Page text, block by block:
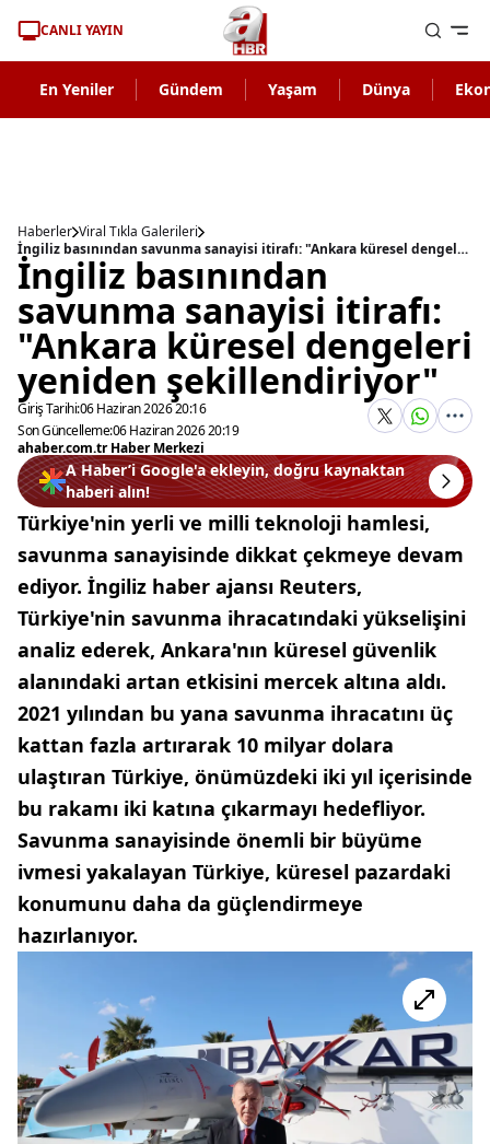
CANLI YAYIN
En Yeniler Gündem Yaşam Dünya
Haberler Viral Tıkla Galerileri
İngiliz basınından savunma sanayisi itirafı: "Ankara küresel dengeleri yeniden şekillendiriyor"
İngiliz basınından
savunma sanayisi itirafı:
"Ankara küresel dengeleri
yeniden şekillendiriyor"
Giriş Tarihi:06 Haziran 2026 20:16
Son Güncelleme:06 Haziran 2026 20:19
ahaber.com.tr Haber Merkezi
A Haber’i Google'a ekleyin, doğru kaynaktan
haberi alın!
Türkiye'nin yerli ve milli teknoloji hamlesi,
savunma sanayisinde dikkat çekmeye devam
ediyor. İngiliz haber ajansı Reuters,
Türkiye'nin savunma ihracatındaki yükselişini
analiz ederek, Ankara'nın küresel güvenlik
alanındaki artan etkisini mercek altına aldı.
2021 yılından bu yana savunma ihracatını üç
kattan fazla artırarak 10 milyar dolara
ulaştıran Türkiye, önümüzdeki iki yıl içerisinde
bu rakamı iki katına çıkarmayı hedefliyor.
Savunma sanayisinde önemli bir büyüme
ivmesi yakalayan Türkiye, küresel pazardaki
konumunu daha da güçlendirmeye
hazırlanıyor.